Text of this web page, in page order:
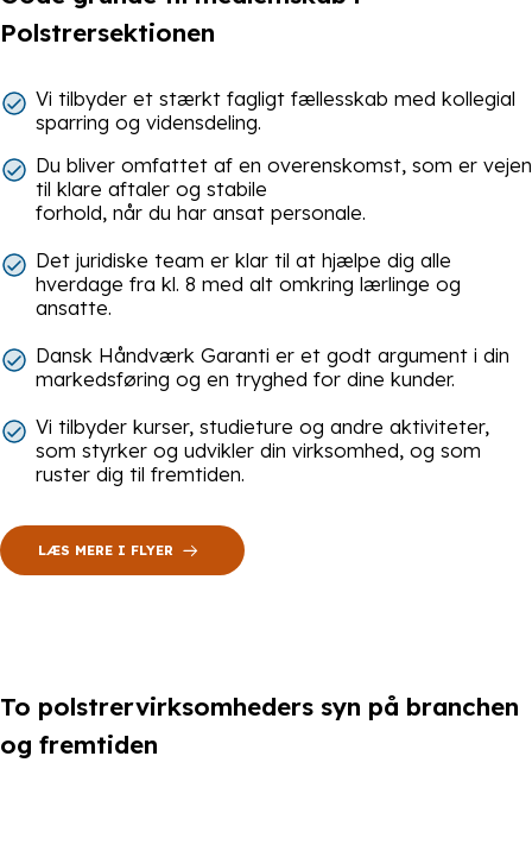
Polstrersektionen
Vi tilbyder et stærkt fagligt fællesskab med kollegial
sparring og vidensdeling.
Du bliver omfattet af en overenskomst, som er vejen
til klare aftaler og stabile
forhold, når du har ansat personale.
Det juridiske team er klar til at hjælpe dig alle
hverdage fra kl. 8 med alt omkring lærlinge og
ansatte.
Dansk Håndværk Garanti er et godt argument i din
markedsføring og en tryghed for dine kunder.
Vi tilbyder kurser, studieture og andre aktiviteter,
som styrker og udvikler din virksomhed, og som
ruster dig til fremtiden.
LÆS MERE I FLYER
To polstrervirksomheders syn på branchen
og fremtiden